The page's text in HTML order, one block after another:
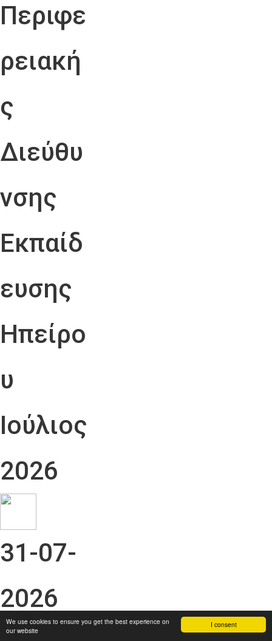
I consent
We use cookies to ensure you get the best experience on
our website
Περιφε
ρειακή
ς
Διεύθυ
νσης
Εκπαίδ
ευσης
Ηπείρο
υ
Ιούλιος
2026
31-07-
2026